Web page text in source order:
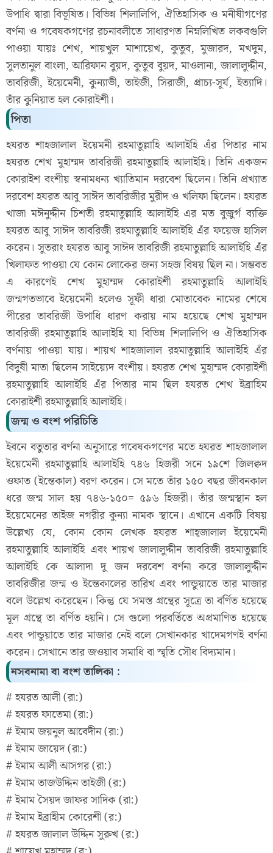
উপাধি দ্বারা বিভূষিত। বিভিন্ন শিলালিপি, ঐতিহাসিক ও মনীষীগণের
বর্ণনা ও গবেষকগণের রচনাবলীতে সাধারণত নিম্নলিখিত লকবগুলি
পাওয়া যায়ঃ শেখ, শায়খুল মাশায়েখ, কুতুব, মুজারদ, মখদুম,
সুলতানুল বাংলা, আরিফান বুয়দ, কুতুব বুয়দ, মাওলানা, জালালুদ্দীন,
তাবরিজী, ইয়েমেনী, কুন্যাভী, তাইজী, সিরাজী, প্রাচ্য-সূর্য, ইত্যাদি।
তাঁর কুনিয়াত হল কোরাইশী।
পিতা
হযরত শাহজালাল ইয়েমনী রহমাতুল্লাহি আলাইহি এঁর পিতার নাম
হযরত শেখ মুহাম্মদ তাবরিজী রহমাতুল্লাহি আলাইহি। তিনি একজন
কোরাইশ বংশীয় স্বনামধন্য খ্যাতিমান দরবেশ ছিলেন। তিনি প্রখ্যাত
দরবেশ হযরত আবু সাঈদ তাবরিজীর মুরীদ ও খলিফা ছিলেন। হযরত
খাজা মঈনুদ্দীন চিশতী রহমাতুল্লাহি আলাইহি এর মত বুজুর্গ ব্যক্তি
হযরত আবু সাঈদ তাবরিজী রহমাতুল্লাহি আলাইহি এঁর ফয়েজ হাসিল
করেন। সুতরাং হযরত আবু সাঈদ তাবরিজী রহমাতুল্লাহি আলাইহি এঁর
খিলাফত পাওয়া যে কোন লোকের জন্য সহজ বিষয় ছিল না। সম্ভবত
এ কারণেই শেখ মুহাম্মদ কোরাইশী রহমাতুল্লাহি আলাইহি
জন্মগতভাবে ইয়েমেনী হলেও সূফী ধারা মোতাবেক নামের শেষে
পীরের তাবরিজী উপাধি ধারণ করায় নাম হয়েছে শেখ মুহাম্মদ
তাবরিজী রহমাতুল্লাহি আলাইহি যা বিভিন্ন শিলালিপি ও ঐতিহাসিক
বর্ণনায় পাওয়া যায়। শায়খ শাহজালাল রহমাতুল্লাহি আলাইহি এঁর
বিদুষী মাতা ছিলেন সাইয়্যেদ বংশীয়। হযরত শেখ মুহাম্মদ কোরাইশী
রহমাতুল্লাহি আলাইহি এঁর পিতার নাম ছিল হযরত শেখ ইব্রাহিম
কোরাইশী রহমাতুল্লাহি আলাইহি।
জন্ম ও বংশ পরিচিতি
ইবনে বতুতার বর্ণনা অনুসারে গবেষকগণের মতে হযরত শাহজালাল
ইয়েমেনী রহমাতুল্লাহি আলাইহি ৭৪৬ হিজরী সনে ১৯শে জিলক্বদ
ওফাত (ইন্তেকাল) বরণ করেন। সে মতে তাঁর ১৫০ বছর জীবনকাল
ধরে জন্ম সাল হয় ৭৪৬-১৫০= ৫৯৬ হিজরী। তাঁর জন্মস্থান হল
ইয়েমেনের তাইজ নগরীর কুন্যা নামক স্থানে। এখানে একটি বিষয়
উল্লেখ্য যে, কোন কোন লেখক হযরত শাহ্জালাল ইয়েমেনী
রহমাতুল্লাহি আলাইহি এবং শায়খ জালালুদ্দীন তাবরিজী রহমাতুল্লাহি
আলাইহি কে আলাদা দু জন দরবেশ বর্ণনা করে জালালুদ্দীন
তাবরিজীর জন্ম ও ইন্তেকালের তারিখ এবং পান্ডুয়াতে তার মাজার
বলে উল্লেখ করেছেন। কিন্তু যে সমস্ত গ্রন্থের সূত্রে তা বর্ণিত হয়েছে
মূল গ্রন্থে তা বর্ণিত হয়নি। সে গুলো পরবর্তিতে অপ্রমাণিত হয়েছে
এবং পান্ডুয়াতে তার মাজার নেই বলে সেখানকার খাদেমগণই বর্ণনা
করেন। সেখানে তার জওয়াব সমাধি বা স্মৃতি সৌধ বিদ্যমান।
নসবনামা বা বংশ তালিকা :
# হযরত আলী (রা:)
# হযরত ফাতেমা (রা:)
# ইমাম জয়নুল আবেদীন (রা:)
# ইমাম জায়েদ (রা:)
# ইমাম আলী আসগর (রা:)
# ইমাম তাজউদ্দিন তাইজী (র:)
# ইমাম সৈয়দ জাফর সাদিক (রা:)
# ইমাম ইব্রাহীম কোরেশী (র:)
# হযরত জালাল উদ্দিন সুরুখ (র:)